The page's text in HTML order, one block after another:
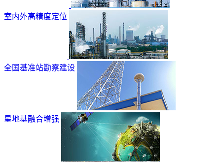
室内外高精度定位
全国基准站勘察建设
星地基融合增强